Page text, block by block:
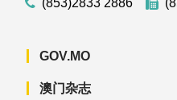
(853)2833 2886
GOV.MO
澳门杂志